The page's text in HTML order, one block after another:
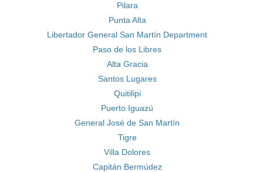
Pilara
Punta Alta
Libertador General San Martín Department
Paso de los Libres
Alta Gracia
Santos Lugares
Quitilipi
Puerto Iguazú
General José de San Martín
Tigre
Villa Dolores
Capitán Bermúdez